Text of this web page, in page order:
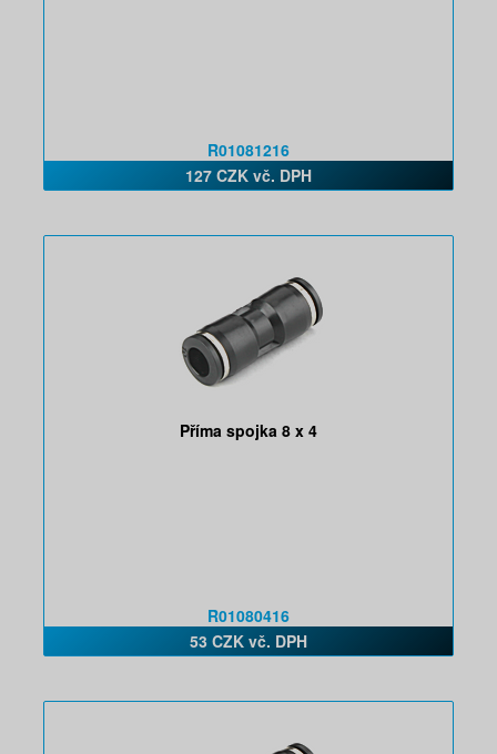
R01081216
127 CZK vč. DPH
Příma spojka 8 x 4
R01080416
53 CZK vč. DPH